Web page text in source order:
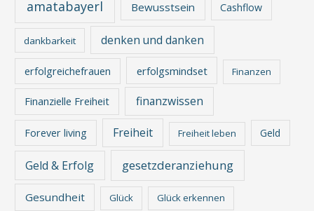
amatabayerl Bewusstsein Cashflow
dankbarkeit denken und danken
erfolgreichefrauen erfolgsmindset Finanzen
Finanzielle Freiheit finanzwissen
Forever living Freiheit Freiheit leben Geld
Geld & Erfolg gesetzderanziehung
Gesundheit Glück Glück erkennen